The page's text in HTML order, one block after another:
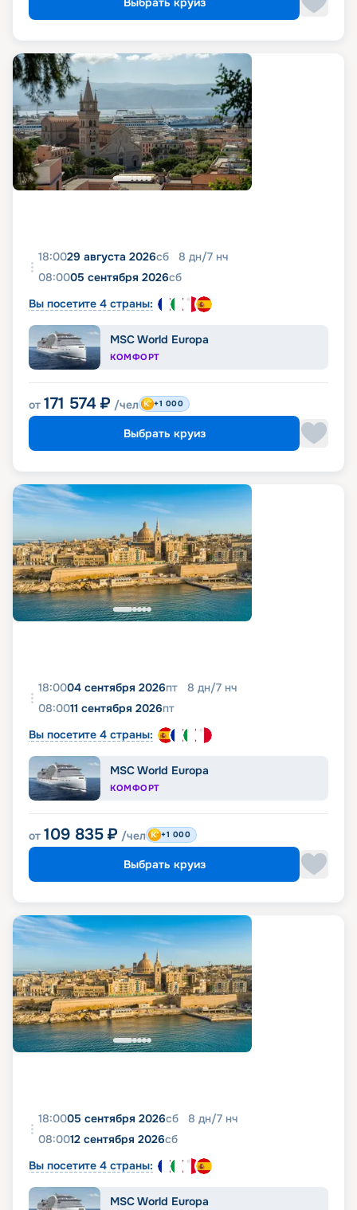
18:0029 августа 2026сб 8 дн/7 нч
08:0005 сентября 2026сб
Вы посетите 4 страны:
MSC World Europa
КОМФОРТ
от 171 574 ₽ /чел +1 000
Выбрать круиз
18:0004 сентября 2026пт 8 дн/7 нч
08:0011 сентября 2026пт
Вы посетите 4 страны:
MSC World Europa
КОМФОРТ
от 109 835 ₽ /чел +1 000
Выбрать круиз
18:0005 сентября 2026сб 8 дн/7 нч
08:0012 сентября 2026сб
Вы посетите 4 страны:
MSC World Europa